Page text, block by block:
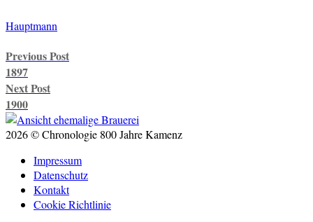
Hauptmann
navigation
Previous Post
1897
Next Post
1900
2026 © Chronologie 800 Jahre Kamenz
Impressum
Datenschutz
Kontakt
Cookie Richtlinie